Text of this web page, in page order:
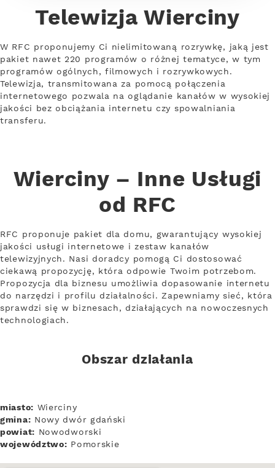
Telewizja Wierciny
W RFC proponujemy Ci nielimitowaną rozrywkę, jaką jest
pakiet nawet 220 programów o różnej tematyce, w tym
programów ogólnych, filmowych i rozrywkowych.
Telewizja, transmitowana za pomocą połączenia
internetowego pozwala na oglądanie kanałów w wysokiej
jakości bez obciążania internetu czy spowalniania
transferu.
Wierciny – Inne Usługi
od RFC
RFC proponuje pakiet dla domu, gwarantujący wysokiej
jakości usługi internetowe i zestaw kanałów
telewizyjnych. Nasi doradcy pomogą Ci dostosować
ciekawą propozycję, która odpowie Twoim potrzebom.
Propozycja dla biznesu umożliwia dopasowanie internetu
do narzędzi i profilu działalności. Zapewniamy sieć, która
sprawdzi się w biznesach, działających na nowoczesnych
technologiach.
Obszar działania
miasto: Wierciny
gmina: Nowy dwór gdański
powiat: Nowodworski
województwo: Pomorskie